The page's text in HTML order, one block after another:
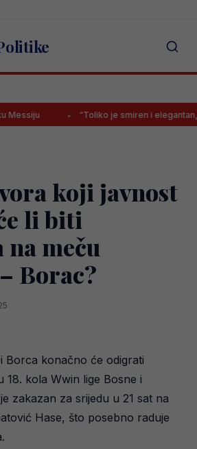
“Toliko je smiren i elegantan, ali
koji javnost
li biti
na meču
Borac?
Borca konačno će odigrati
18. kola Wwin lige Bosne i
zakazan za srijedu u 21 sat na
Hase, što posebno raduje